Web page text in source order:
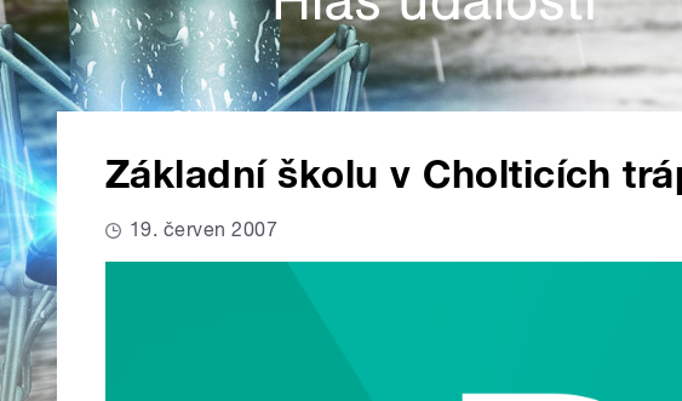
Základní školu v Cholticích
19. červen 2007